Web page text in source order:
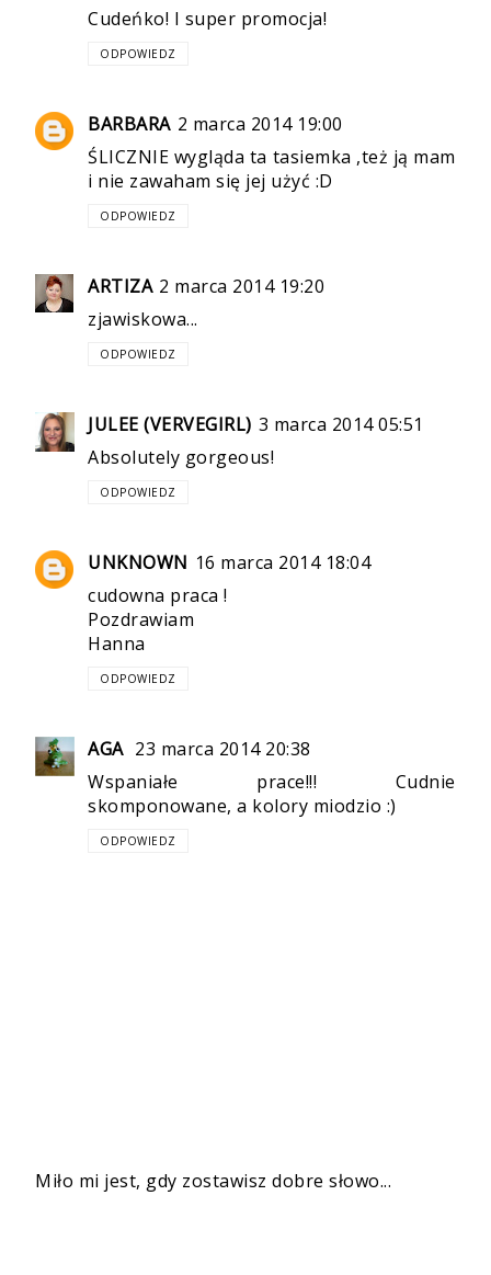
Cudeńko! I super promocja!
ODPOWIEDZ
BARBARA 2 marca 2014 19:00
ŚLICZNIE wygląda ta tasiemka ,też ją mam
i nie zawaham się jej użyć :D
ODPOWIEDZ
ARTIZA 2 marca 2014 19:20
zjawiskowa...
ODPOWIEDZ
JULEE (VERVEGIRL) 3 marca 2014 05:51
Absolutely gorgeous!
ODPOWIEDZ
UNKNOWN 16 marca 2014 18:04
cudowna praca !
Pozdrawiam
Hanna
ODPOWIEDZ
AGA 23 marca 2014 20:38
Wspaniałe prace!!! Cudnie
skomponowane, a kolory miodzio :)
ODPOWIEDZ
Miło mi jest, gdy zostawisz dobre słowo...